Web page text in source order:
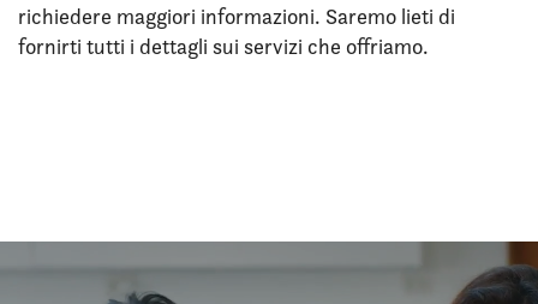
richiedere maggiori informazioni. Saremo lieti di
fornirti tutti i dettagli sui servizi che offriamo.